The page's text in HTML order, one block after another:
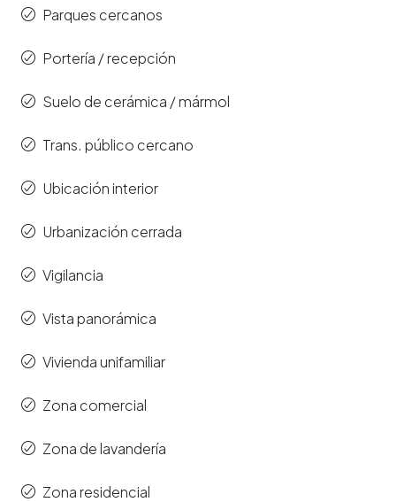
Parques cercanos
Portería / recepción
Suelo de cerámica / mármol
Trans. público cercano
Ubicación interior
Urbanización cerrada
Vigilancia
Vista panorámica
Vivienda unifamiliar
Zona comercial
Zona de lavandería
Zona residencial